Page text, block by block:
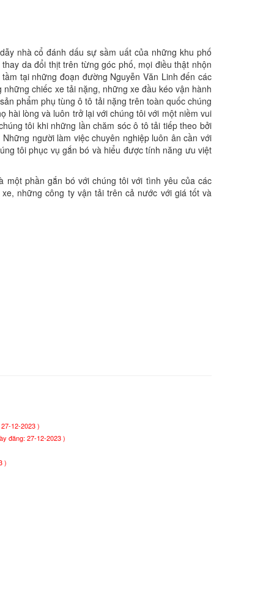
nhà cổ đánh dấu sự sầm uất của những khu phố
da đổi thịt trên từng góc phố, mọi điều thật nhộn
tại những đoạn đường Nguyễn Văn Linh đến các
chiếc xe tải nặng, những xe đầu kéo vận hành
phẩm phụ tùng ô tô tải nặng trên toàn quốc chúng
hài lòng và luôn trở lại với chúng tôi với một niềm vui
tôi khi những lần chăm sóc ô tô tải tiếp theo bởi
người làm việc chuyên nghiệp luôn ân cần với
tôi phục vụ gắn bó và hiểu được tính năng ưu việt
một phần gắn bó với chúng tôi với tình yêu của các
những công ty vận tải trên cả nước với giá tốt và
12-2023 )
đăng: 27-12-2023 )
)